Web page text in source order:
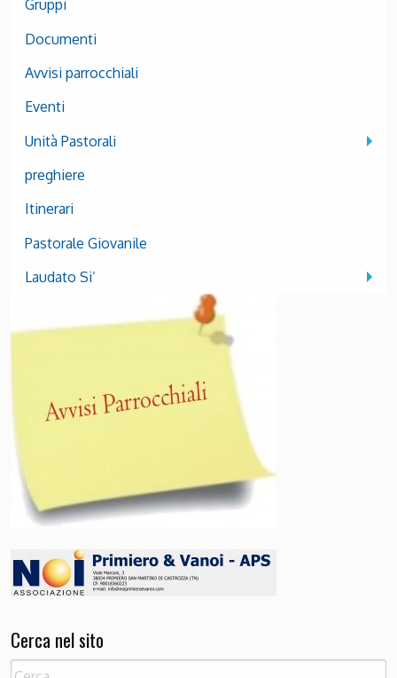
Gruppi
Documenti
Avvisi parrocchiali
Eventi
Unità Pastorali
preghiere
Itinerari
Pastorale Giovanile
Laudato Si’
Cerca nel sito
Ricerca